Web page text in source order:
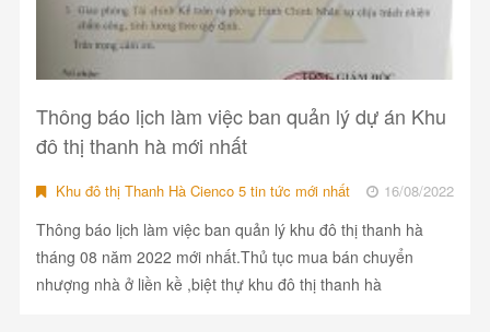
Thông báo lịch làm việc ban quản lý dự án Khu
đô thị thanh hà mới nhất
Khu đô thị Thanh Hà Cienco 5 tin tức mới nhất 16/08/2022
Thông báo lịch làm việc ban quản lý khu đô thị thanh hà
tháng 08 năm 2022 mới nhất.Thủ tục mua bán chuyển
nhượng nhà ở liền kề ,biệt thự khu đô thị thanh hà